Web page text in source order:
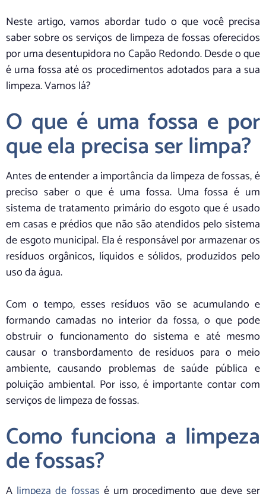
Neste artigo, vamos abordar tudo o que você precisa
saber sobre os serviços de limpeza de fossas oferecidos
por uma desentupidora no Capão Redondo. Desde o que
é uma fossa até os procedimentos adotados para a sua
limpeza. Vamos lá?
O que é uma fossa e por
que ela precisa ser limpa?
Antes de entender a importância da limpeza de fossas, é
preciso saber o que é uma fossa. Uma fossa é um
sistema de tratamento primário do esgoto que é usado
em casas e prédios que não são atendidos pelo sistema
de esgoto municipal. Ela é responsável por armazenar os
resíduos orgânicos, líquidos e sólidos, produzidos pelo
uso da água.
Com o tempo, esses resíduos vão se acumulando e
formando camadas no interior da fossa, o que pode
obstruir o funcionamento do sistema e até mesmo
causar o transbordamento de resíduos para o meio
ambiente, causando problemas de saúde pública e
poluição ambiental. Por isso, é importante contar com
serviços de limpeza de fossas.
Como funciona a limpeza
de fossas?